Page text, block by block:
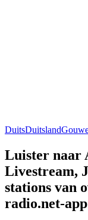
DuitsDuitsland
Luister naar
Livestream,
stations van
radio.net-app